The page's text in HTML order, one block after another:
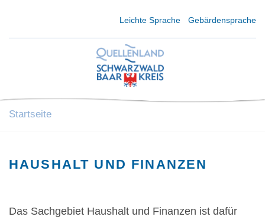
Leichte Sprache Gebärdensprache
Startseite
HAUSHALT UND FINANZEN
Das Sachgebiet Haushalt und Finanzen ist dafür